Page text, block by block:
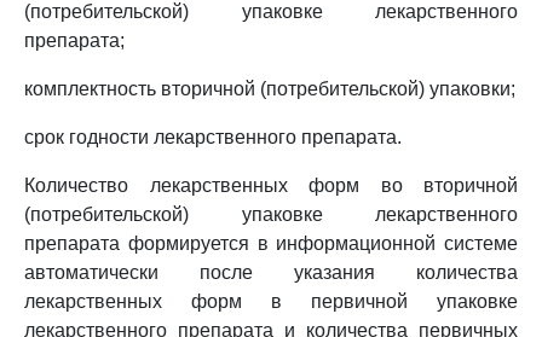
(потребительской) упаковке лекарственного
препарата;
комплектность вторичной (потребительской) упаковки;
срок годности лекарственного препарата.
Количество лекарственных форм во вторичной
(потребительской) упаковке лекарственного
препарата формируется в информационной системе
автоматически после указания количества
лекарственных форм в первичной упаковке
лекарственного препарата и количества первичных